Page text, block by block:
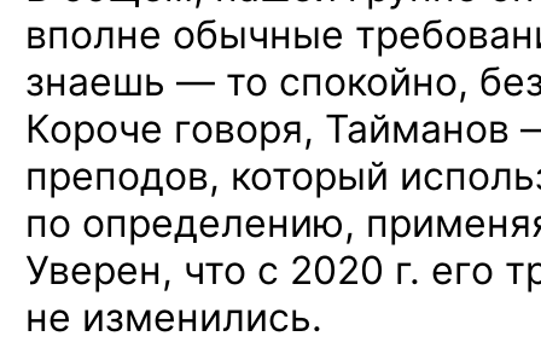
вполне обычные
знаешь — то спокойно,
Короче говоря, Тайманов
преподов, который
по определению,
Уверен, что с 2020 г. его
не изменились.